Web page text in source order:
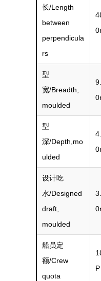
长/Length
between
perpendicula
rs
型
宽/Breadth,
moulded
型
深/Depth,mo
ulded
设计吃
水/Designed
draft,
moulded
船员定
额/Crew
quota
P